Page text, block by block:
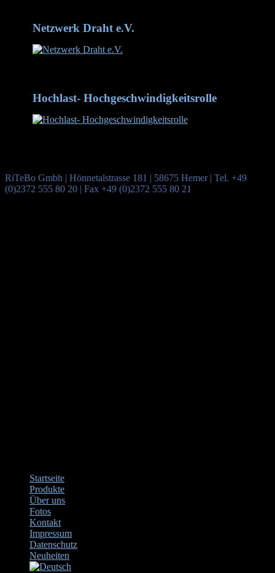
Netzwerk Draht e.V.
Hochlast- Hochgeschwindigkeitsrolle
RiTeBo Gmbh | Hönnetalstrasse 181 | 58675 Hemer | Tel. +49
(0)2372 555 80 20 | Fax +49 (0)2372 555 80 21
Startseite
Produkte
Über uns
Fotos
Kontakt
Impressum
Datenschutz
Neuheiten